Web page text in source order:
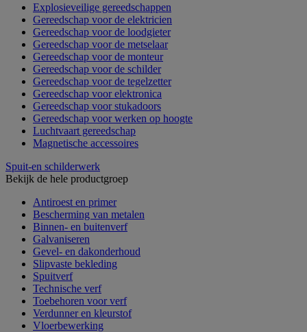
Explosieveilige gereedschappen
Gereedschap voor de elektricien
Gereedschap voor de loodgieter
Gereedschap voor de metselaar
Gereedschap voor de monteur
Gereedschap voor de schilder
Gereedschap voor de tegelzetter
Gereedschap voor elektronica
Gereedschap voor stukadoors
Gereedschap voor werken op hoogte
Luchtvaart gereedschap
Magnetische accessoires
Spuit-en schilderwerk
Bekijk de hele productgroep
Antiroest en primer
Bescherming van metalen
Binnen- en buitenverf
Galvaniseren
Gevel- en dakonderhoud
Slipvaste bekleding
Spuitverf
Technische verf
Toebehoren voor verf
Verdunner en kleurstof
Vloerbewerking